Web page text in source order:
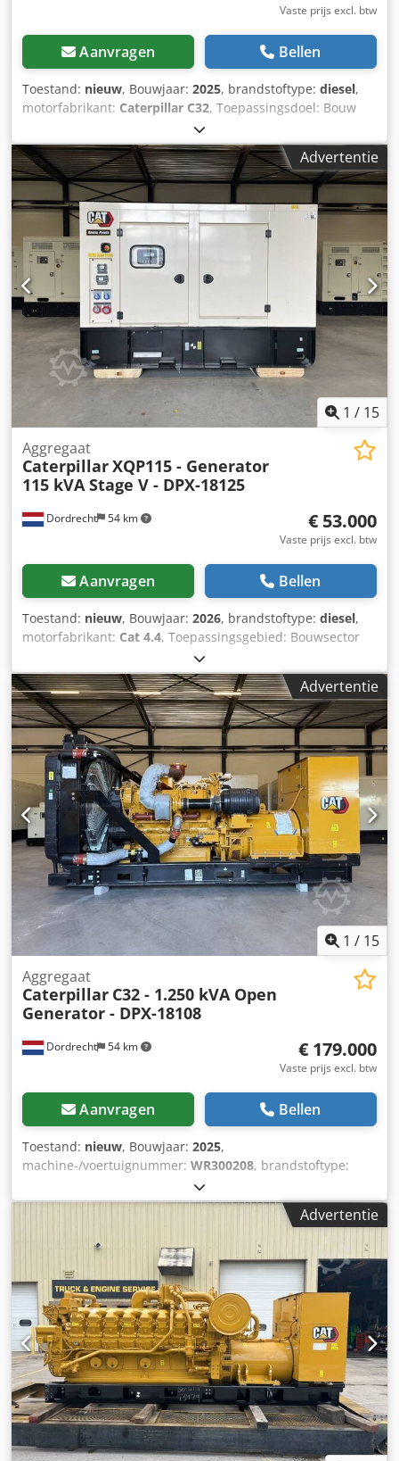
Vaste prijs excl. btw
Aanvragen Bellen
Toestand: nieuw, Bouwjaar: 2025, brandstoftype: diesel,
motorfabrikant: Caterpillar C32, Toepassingsdoel: Bouw
Leeggewicht: 11.481 kg Generatorvermogen: 1.500 kVA
Laadruimafmetingen: 667 x 245 x 279 cm CE-markering: ja
Watertankinhoud: 1000 l Neem contact op met Team DPX
voor meer informatie. = Verdere opties en accessoires =
Dsdpfxex Dqnke Abmeck - Accu - Bedieningspaneel -
Stalen dak - Tankwagen
Advertentie
1 / 15
Dordrecht 54 km
Aggregaat
CaterpillarXQP115 - Generator
115 kVA Stage V - DPX-18125
€ 53.000
Vaste prijs excl. btw
Aanvragen Bellen
Toestand: nieuw, Bouwjaar: 2026, brandstoftype: diesel,
motorfabrikant: Cat 4.4, Toepassingsgebied: Bouwsector
Leeggewicht: 2.527 kg Generatorvermogen: 115 kVA
Laadruimtedimensies: 297 x 115 x 207 cm CE-markering: ja
Emissieniveau: Stage V / Tier IV final Watertankinhoud: 518
l Land van productie: CN Neem contact op met Team DPX
voor meer informatie. Dcjdpfx Abjzc Dv Hemek = Verdere
opties en toebehoren = - Accu - Bedieningspaneel - Stalen
dak - Tankwagen
Advertentie
1 / 15
Dordrecht 54 km
Aggregaat
Caterpillar C32 - 1.250 kVA Open
Generator - DPX-18108
€ 179.000
Vaste prijs excl. btw
Aanvragen Bellen
Toestand: nieuw, Bouwjaar: 2025,
machine-/voertuignummer: WR300208, brandstoftype:
1.000 kW (1.359,62 pk)
Caterpillar C32, Toepassingsdoel: Bouw Leeggewicht: 6.985
kg Generatorvermogen: 1.250 kVA Afmetingen laadruimte:
464 x 168 x 216 cm CE-markering: ja Productieland: VS
Neem contact op met Team DPX voor meer informatie.
Dcjdoxq Up Ejpfx Abmek = Verdere opties en toebehoren =
- Bedieningspaneel
Advertentie